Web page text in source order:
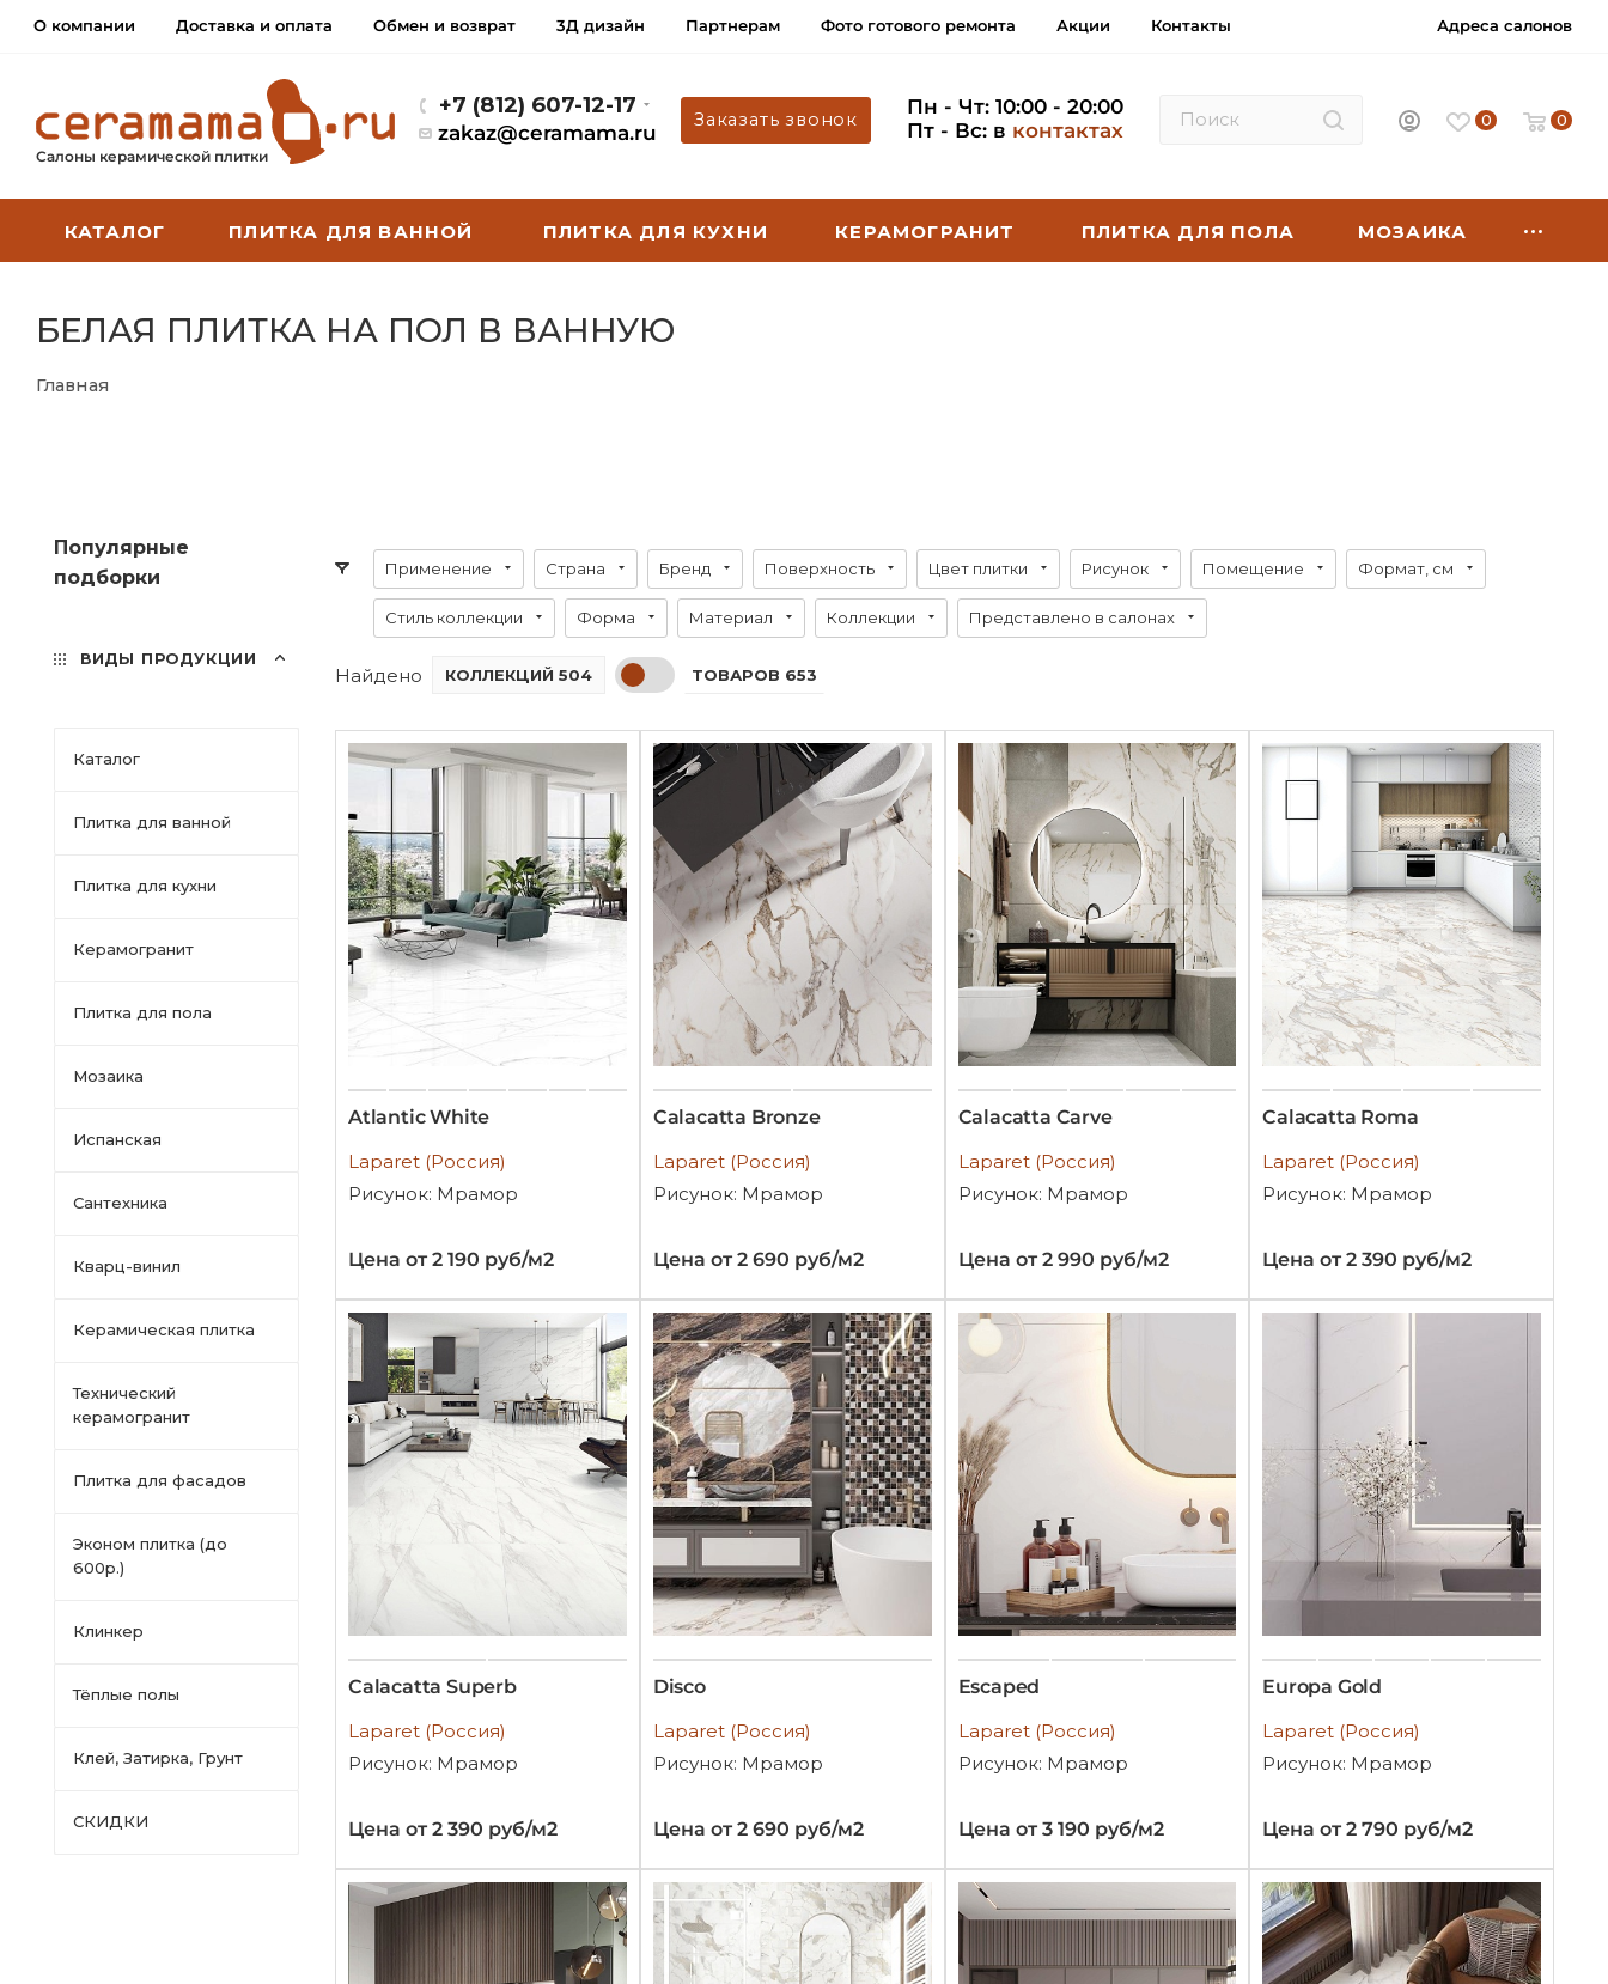
О компании Доставка и оплата Обмен и возврат 3Д дизайн Партнерам Фото готового ремонта Акции Контакты Адреса салонов
Салоны керамической плитки
+7 (812) 607-12-17
zakaz@ceramama.ru
Заказать звонок
Пн - Чт: 10:00 - 20:00
Пт - Вс: в контактах 0 0
КАТАЛОГ ПЛИТКА ДЛЯ ВАННОЙ ПЛИТКА ДЛЯ КУХНИ КЕРАМОГРАНИТ ПЛИТКА ДЛЯ ПОЛА МОЗАИКА
БЕЛАЯ ПЛИТКА НА ПОЛ В ВАННУЮ
Главная
Популярные
подборки
ВИДЫ ПРОДУКЦИИ
Каталог
Плитка для ванной
Плитка для кухни
Керамогранит
Плитка для пола
Мозаика
Испанская
Сантехника
Кварц-винил
Керамическая плитка
Технический
керамогранит
Плитка для фасадов
Эконом плитка (до
600р.)
Клинкер
Тёплые полы
Клей, Затирка, Грунт
СКИДКИ
Применение Страна Бренд Поверхность Цвет плитки Рисунок Помещение Формат, см
Стиль коллекции Форма Материал Коллекции Представлено в салонах
Найдено КОЛЛЕКЦИЙ 504 ТОВАРОВ 653
Atlantic White
Laparet (Россия)
Рисунок: Мрамор
Цена от 2 190 руб/м2
Calacatta Bronze
Laparet (Россия)
Рисунок: Мрамор
Цена от 2 690 руб/м2
Calacatta Carve
Laparet (Россия)
Рисунок: Мрамор
Цена от 2 990 руб/м2
Calacatta Roma
Laparet (Россия)
Рисунок: Мрамор
Цена от 2 390 руб/м2
Calacatta Superb
Laparet (Россия)
Рисунок: Мрамор
Цена от 2 390 руб/м2
Disco
Laparet (Россия)
Рисунок: Мрамор
Цена от 2 690 руб/м2
Escaped
Laparet (Россия)
Рисунок: Мрамор
Цена от 3 190 руб/м2
Europa Gold
Laparet (Россия)
Рисунок: Мрамор
Цена от 2 790 руб/м2